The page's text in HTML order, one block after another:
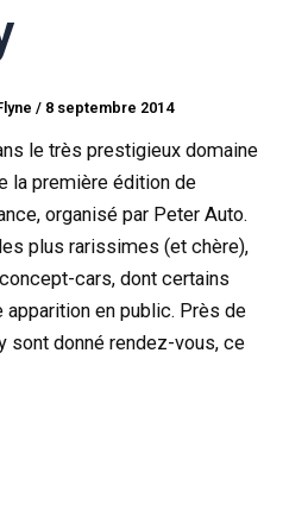
/ 8 septembre 2014
le très prestigieux domaine
la première édition de
organisé par Peter Auto.
plus rarissimes (et chère),
cars, dont certains
en public. Près de
sont donné rendez-vous, ce